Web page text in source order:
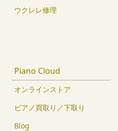
ウクレレ修理
Piano Cloud
オンラインストア
ピアノ買取り／下取り
Blog